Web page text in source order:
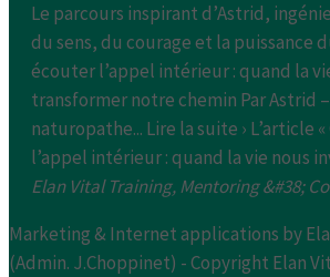
Le parcours inspirant d’Astrid,
du sens, du courage et la puissance
écouter l’appel intérieur : quand la
transformer notre chemin Par Astrid
naturopathe... Lire la suite › L’article
l’appel intérieur : quand la vie nous
Elan Vital Training, Mentoring &#38;
Marketing & Internet applications by
(Admin. J.Choppinet) - Copyright Elan